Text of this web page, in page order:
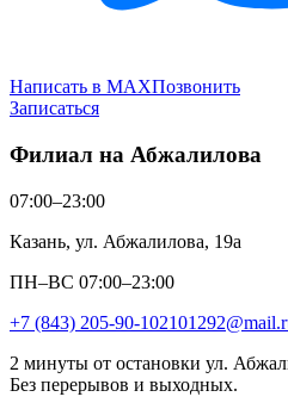
Написать в MAXПозвонить
Записаться
Филиал на Абжалилова
07:00–23:00
Казань, ул. Абжалилова, 19а
ПН–ВС 07:00–23:00
+7 (843) 205-90-10
2 минуты от остановки ул.
Без перерывов и выходных.